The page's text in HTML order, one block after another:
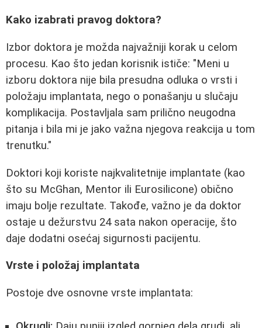
Kako izabrati pravog doktora?
Izbor doktora je možda najvažniji korak u celom
procesu. Kao što jedan korisnik ističe: "Meni u
izboru doktora nije bila presudna odluka o vrsti i
položaju implantata, nego o ponašanju u slučaju
komplikacija. Postavljala sam prilično neugodna
pitanja i bila mi je jako važna njegova reakcija u tom
trenutku."
Doktori koji koriste najkvalitetnije implantate (kao
što su McGhan, Mentor ili Eurosilicone) obično
imaju bolje rezultate. Takođe, važno je da doktor
ostaje u dežurstvu 24 sata nakon operacije, što
daje dodatni osećaj sigurnosti pacijentu.
Vrste i položaj implantata
Postoje dve osnovne vrste implantata: